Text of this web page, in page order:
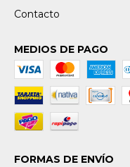
Contacto
MEDIOS DE PAGO
FORMAS DE ENVÍO